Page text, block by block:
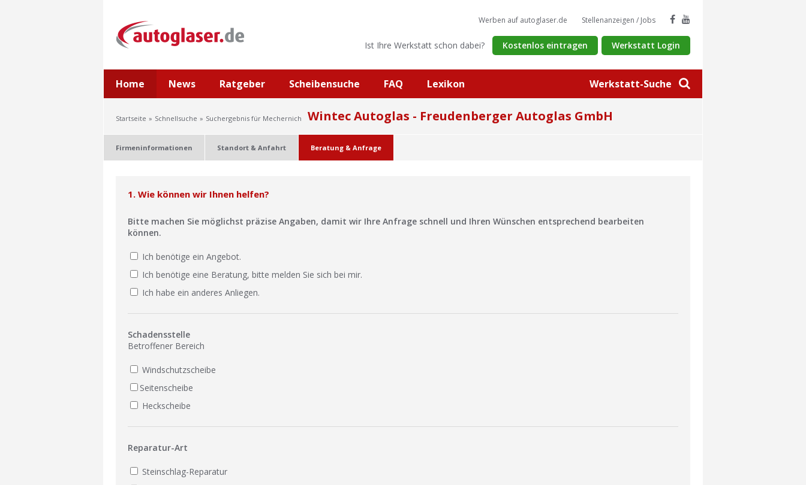
Werkstatt-Suche
Werben auf autoglaser.de Stellenanzeigen / Jobs
Ist Ihre Werkstatt schon dabei? Kostenlos eintragen Werkstatt Login
Home News Ratgeber Scheibensuche FAQ Lexikon
Startseite Schnellsuche Suchergebnis für Mechernich Wintec Autoglas - Freudenberger Autoglas GmbH
Firmeninformationen Standort & Anfahrt Beratung & Anfrage
1. Wie können wir Ihnen helfen?
Bitte machen Sie möglichst präzise Angaben, damit wir Ihre Anfrage schnell und Ihren Wünschen entsprechend bearbeiten
können.
Ich benötige ein Angebot.
Ich benötige eine Beratung, bitte melden Sie sich bei mir.
Ich habe ein anderes Anliegen.
Schadensstelle
Betroffener Bereich
Windschutzscheibe
Seitenscheibe
Heckscheibe
Reparatur-Art
Steinschlag-Reparatur